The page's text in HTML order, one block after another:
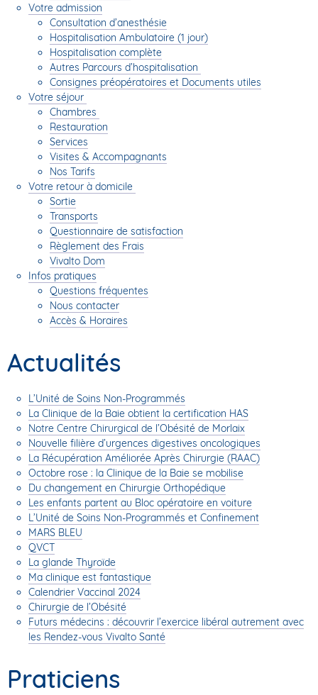
Votre admission
Consultation d’anesthésie
Hospitalisation Ambulatoire (1 jour)
Hospitalisation complète
Autres Parcours d’hospitalisation
Consignes préopératoires et Documents utiles
Votre séjour
Chambres
Restauration
Services
Visites & Accompagnants
Nos Tarifs
Votre retour à domicile
Sortie
Transports
Questionnaire de satisfaction
Règlement des Frais
Vivalto Dom
Infos pratiques
Questions fréquentes
Nous contacter
Accès & Horaires
Actualités
L’Unité de Soins Non-Programmés
La Clinique de la Baie obtient la certification HAS
Notre Centre Chirurgical de l’Obésité de Morlaix
Nouvelle filière d’urgences digestives oncologiques
La Récupération Améliorée Après Chirurgie (RAAC)
Octobre rose : la Clinique de la Baie se mobilise
Du changement en Chirurgie Orthopédique
Les enfants partent au Bloc opératoire en voiture
L’Unité de Soins Non-Programmés et Confinement
MARS BLEU
QVCT
La glande Thyroïde
Ma clinique est fantastique
Calendrier Vaccinal 2024
Chirurgie de l’Obésité
Futurs médecins : découvrir l’exercice libéral autrement avec
les Rendez-vous Vivalto Santé
Praticiens